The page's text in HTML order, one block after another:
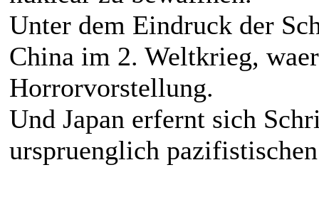
Unter dem Eindruck der
China im 2. Weltkrieg,
Horrorvorstellung.
Und Japan erfernt sich
urspruenglich